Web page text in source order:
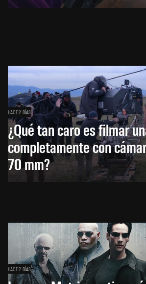
HACE 2 DÍAS
¿Qué tan caro es filmar
completamente con
70 mm?
HACE 2 DÍAS